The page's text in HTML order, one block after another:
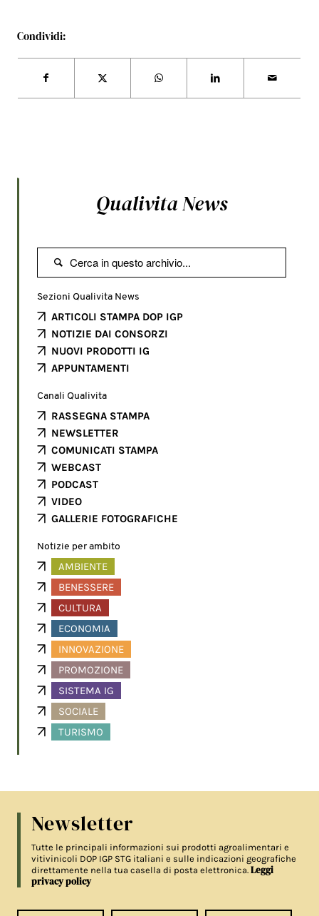
Condividi:
Qualivita News

Sezioni Qualivita News
ARTICOLI STAMPA DOP IGP
NOTIZIE DAI CONSORZI
NUOVI PRODOTTI IG
APPUNTAMENTI
Canali Qualivita
RASSEGNA STAMPA
NEWSLETTER
COMUNICATI STAMPA
WEBCAST
PODCAST
VIDEO
GALLERIE FOTOGRAFICHE
Notizie per ambito
AMBIENTE
BENESSERE
CULTURA
ECONOMIA
INNOVAZIONE
PROMOZIONE
SISTEMA IG
SOCIALE
TURISMO
Newsletter
Tutte le principali informazioni sui prodotti agroalimentari e
vitivinicoli DOP IGP STG italiani e sulle indicazioni geografiche
direttamente nella tua casella di posta elettronica.Leggi
privacy policy